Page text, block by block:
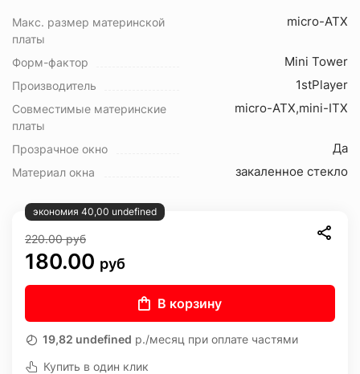
Макс. размер материнской
платы
micro-ATX
Форм-фактор Mini Tower
Производитель 1stPlayer
Совместимые материнские
платы
micro-ATX,mini-ITX
Прозрачное окно Да
Материал окна закаленное стекло
экономия 40,00 undefined
220.00руб
180.00 руб
В корзину
19,82 undefined р./месяц при оплате частями
Купить в один клик